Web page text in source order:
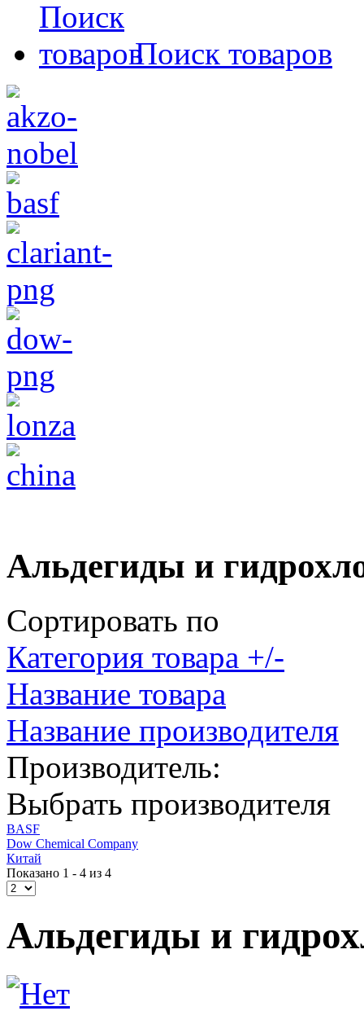
Поиск товаров
Альдегиды и
Сортировать по
Категория товара +/-
Название товара
Название производителя
Производитель:
Выбрать производителя
BASF
Dow Chemical Company
Китай
Показано 1 - 4 из 4
Альдегиды и